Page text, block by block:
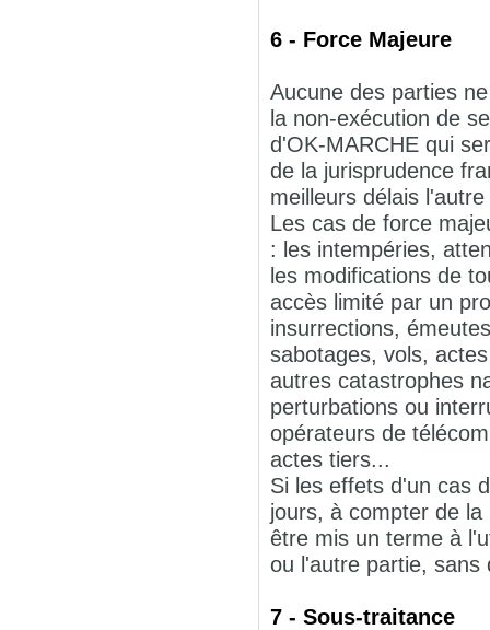
6 - Force Majeure
Aucune des parties
la non-exécution de
d'OK-MARCHE qui
de la jurisprudence
meilleurs délais
Les cas de force
: les intempéries,
les modifications de
accès limité par un
insurrections,
sabotages, vols,
autres catastrophes
perturbations ou
opérateurs de
actes tiers...
Si les effets d'un cas
jours, à compter de
être mis un terme à
ou l'autre partie, sans
7 - Sous-traitance